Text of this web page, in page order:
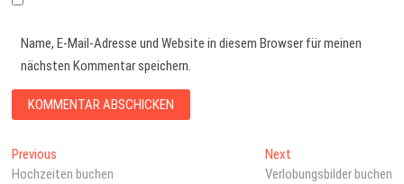
Name, E-Mail-Adresse und Website in diesem Browser für meinen
nächsten Kommentar speichern.
Beitragsnavigation
Previous
post:
Hochzeiten buchen
NextNext
post:
Verlobungsbilder buchen